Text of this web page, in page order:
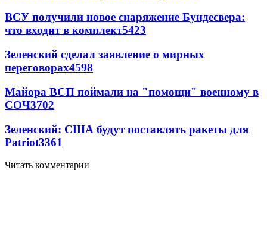
ВСУ получили новое снаряжение Бундесвера:
что входит в комплект5423
Зеленский сделал заявление о мирных
переговорах4598
Майора ВСП поймали на "помощи" военному в
СОЧ3702
Зеленский: США будут поставлять ракеты для
Patriot3361
Читать комментарии